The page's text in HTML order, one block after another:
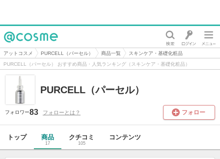
@cosme
アットコスメ PURCELL（パーセル） 商品一覧
スキンケア・基礎化粧品
PURCELL（パーセル） おすすめ商品・人気ランキング（スキンケア・基礎化粧品）
PURCELL（パーセル）
フォロワー83 フォローとは？ フォロー
トップ 商品
17
クチコミ
105
コンテンツ